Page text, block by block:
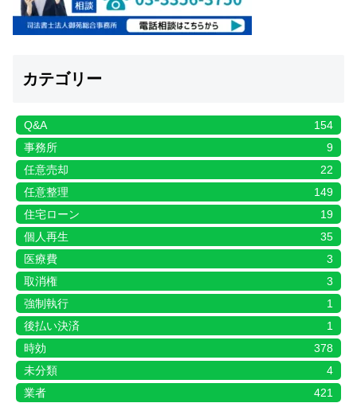
カテゴリー
Q&A
154
事務所
9
任意売却
22
任意整理
149
住宅ローン
19
個人再生
35
医療費
3
取消権
3
強制執行
1
後払い決済
1
時効
378
未分類
4
業者
421